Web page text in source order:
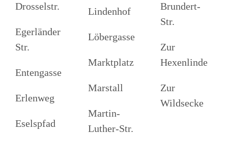
Drosselstr.
Egerländer
Str.
Entengasse
Erlenweg
Eselspfad
Lindenhof
Löbergasse
Marktplatz
Marstall
Martin-
Luther-Str.
Brundert-
Str.
Zur
Hexenlinde
Zur
Wildsecke